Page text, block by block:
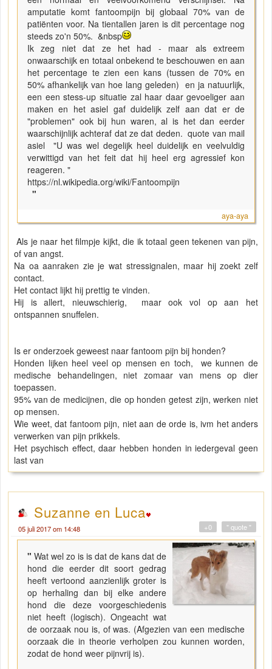
amputatie komt fantoompijn bij globaal 70% van de
patiënten voor. Na tientallen jaren is dit percentage nog
steeds zo'n 50%. &nbsp
Ik zeg niet dat ze het had - maar als extreem
onwaarschijk en totaal onbekend te beschouwen en aan
het percentage te zien een kans (tussen de 70% en
50% afhankelijk van hoe lang geleden) en ja natuurlijk,
een een stess-up situatie zal haar daar gevoeliger aan
maken en het asiel gaf duidelijk zelf aan dat er de
"problemen" ook bij hun waren, al is het dan eerder
waarschijnlijk achteraf dat ze dat deden. quote van mail
asiel "U was wel degelijk heel duidelijk en veelvuldig
verwittigd van het feit dat hij heel erg agressief kon
reageren. "
https://nl.wikipedia.org/wiki/Fantoompijn
"
aya-aya
Als je naar het filmpje kijkt, die ik totaal geen tekenen van pijn,
of van angst.
Na oa aanraken zie je wat stressignalen, maar hij zoekt zelf
contact.
Het contact lijkt hij prettig te vinden.
Hij is allert, nieuwschierig, maar ook vol op aan het
ontspannen snuffelen.
Is er onderzoek geweest naar fantoom pijn bij honden?
Honden lijken heel veel op mensen en toch, we kunnen de
medische behandelingen, niet zomaar van mens op dier
toepassen.
95% van de medicijnen, die op honden getest zijn, werken niet
op mensen.
Wie weet, dat fantoom pijn, niet aan de orde is, ivm het anders
verwerken van pijn prikkels.
Het psychisch effect, daar hebben honden in iedergeval geen
last van
Suzanne en Luca
05 juli 2017 om 14:48 " quote "
+0
"Wat wel zo is is dat de kans dat de
hond die eerder dit soort gedrag
heeft vertoond aanzienlijk groter is
op herhaling dan bij elke andere
hond die deze voorgeschiedenis
niet heeft (logisch). Ongeacht wat
de oorzaak nou is, of was. (Afgezien van een medische
oorzaak die in theorie verholpen zou kunnen worden,
zodat de hond weer pijnvrij is).